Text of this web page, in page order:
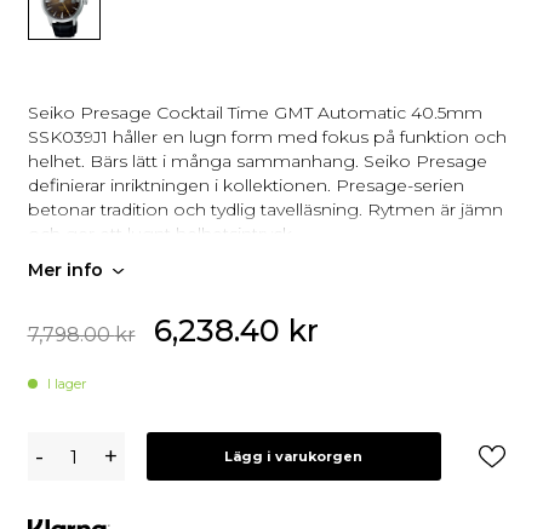
Seiko Presage Cocktail Time GMT Automatic 40.5mm
SSK039J1 håller en lugn form med fokus på funktion och
helhet. Bärs lätt i många sammanhang. Seiko Presage
definierar inriktningen i kollektionen. Presage-serien
betonar tradition och tydlig tavelläsning. Rytmen är jämn
och ger ett lugnt helhetsintryck.
Rytmen är jämn och ger ett lugnt helhetsintryck.
Automatisk gång som drivs av rörelse
Mer info
7,798.00kr 6,238.40 kr
I lager
Presage
Time
- + Lägg i varukorgen